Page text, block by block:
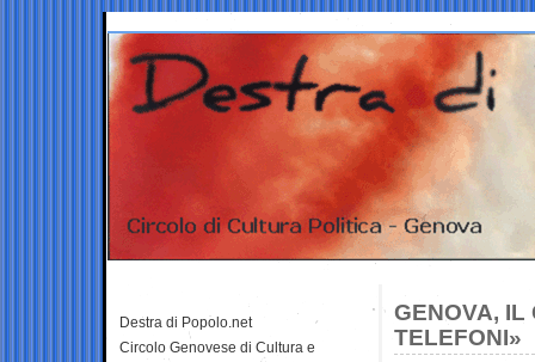
GENOVA, IL
TELEFONI»
Destra di Popolo.net
Circolo Genovese di Cultura e